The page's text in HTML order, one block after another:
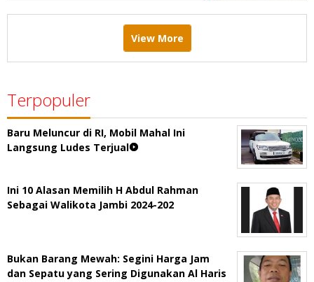
View More
Terpopuler
Baru Meluncur di RI, Mobil Mahal Ini
Langsung Ludes Terjual
Ini 10 Alasan Memilih H Abdul Rahman
Sebagai Walikota Jambi 2024-202
Bukan Barang Mewah: Segini Harga Jam
dan Sepatu yang Sering Digunakan Al Haris